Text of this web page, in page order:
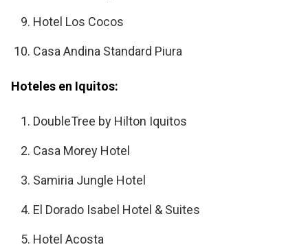
Hotel Los Cocos
Casa Andina Standard Piura
Hoteles en Iquitos:
DoubleTree by Hilton Iquitos
Casa Morey Hotel
Samiria Jungle Hotel
El Dorado Isabel Hotel & Suites
Hotel Acosta